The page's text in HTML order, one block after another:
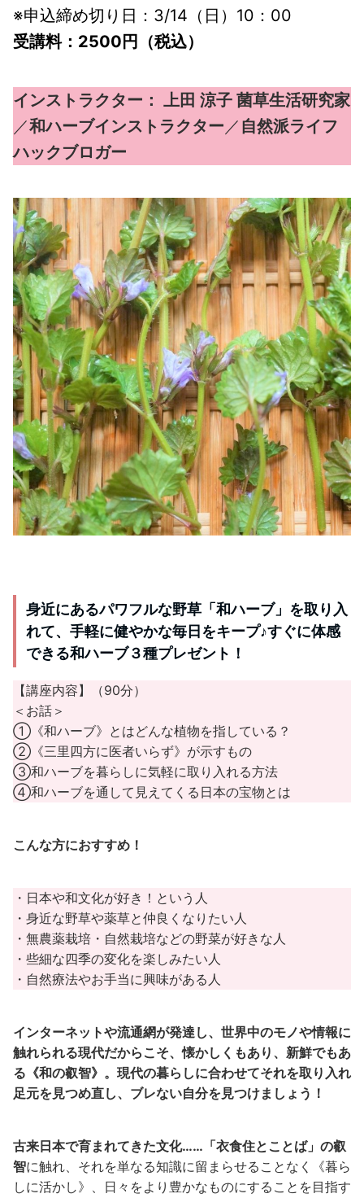
※申込締め切り日：3/14（日）10：00
受講料：2500円（税込）
インストラクター： 上田 涼子 菌草生活研究家
／和ハーブインストラクター／ 自然派ライフ
ハックブロガー
身近にあるパワフルな野草「和ハーブ」を取り入
れて、手軽に健やかな毎日をキープ♪すぐに体感
できる和ハーブ３種プレゼント！
【講座内容】（90分）
＜お話＞
①《和ハーブ》とはどんな植物を指している？
②《三里四方に医者いらず》が示すもの
③和ハーブを暮らしに気軽に取り入れる方法
④和ハーブを通して見えてくる日本の宝物とは
こんな方におすすめ！
・日本や和文化が好き！という人
・身近な野草や薬草と仲良くなりたい人
・無農薬栽培・自然栽培などの野菜が好きな人
・些細な四季の変化を楽しみたい人
・自然療法やお手当に興味がある人
インターネットや流通網が発達し、世界中のモノや情報に
触れられる現代だからこそ、懐かしくもあり、新鮮でもあ
る《和の叡智》。現代の暮らしに合わせてそれを取り入れ
足元を見つめ直し、ブレない自分を見つけましょう！
古来日本で育まれてきた文化……「衣食住とことば」の叡
智に触れ、それを単なる知識に留まらせることなく《暮ら
しに活かし》、日々をより豊かなものにすることを目指す